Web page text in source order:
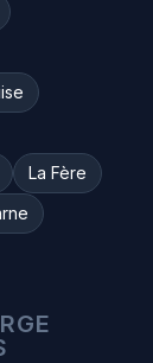
La Fère